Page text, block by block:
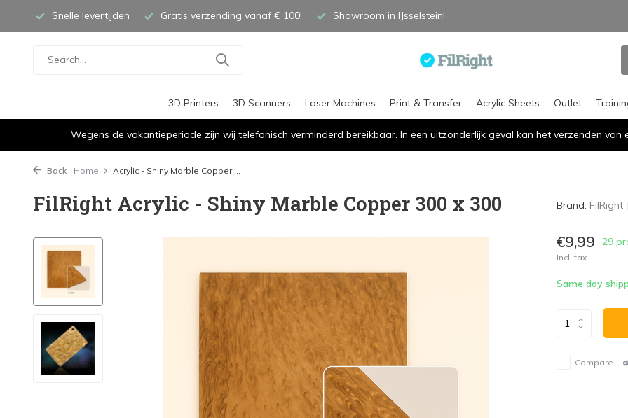
Snelle levertijden Gratis verzending vanaf € 100! Showroom in IJsselstein!
3D Printers 3D Scanners Laser Machines Print & Transfer Acrylic Sheets Outlet
Wegens de vakantieperiode zijn wij telefonisch verminderd bereikbaar. In een uitzonderlijk geval kan het verzenden
Back Home Acrylic - Shiny Marble Copper ...
FilRight Acrylic - Shiny Marble Copper 300 x 300 Brand: FilRight
€9,99 29
Incl. tax
Same day
Compare